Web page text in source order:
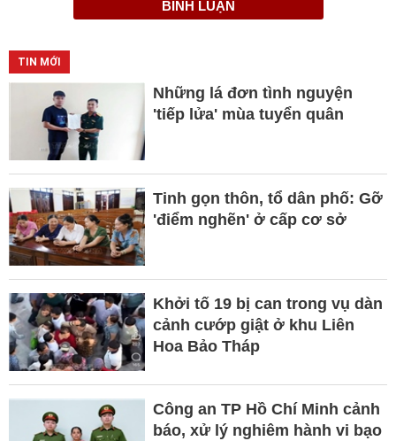
BÌNH LUẬN
TIN MỚI
Những lá đơn tình nguyện
'tiếp lửa' mùa tuyển quân
Tinh gọn thôn, tổ dân phố: Gỡ
'điểm nghẽn' ở cấp cơ sở
Khởi tố 19 bị can trong vụ dàn
cảnh cướp giật ở khu Liên
Hoa Bảo Tháp
Công an TP Hồ Chí Minh cảnh
báo, xử lý nghiêm hành vi bạo